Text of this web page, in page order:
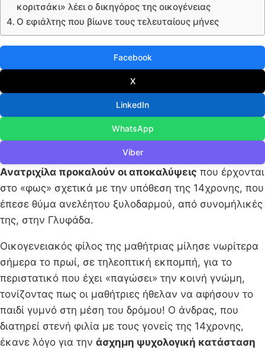
κοριτσάκι» λέει ο δικηγόρος της οικογένειας
Ο εφιάλτης που βίωνε τους τελευταίους μήνες
Facebook
X
LinkedIn
WhatsApp
Viber
Ανατριχίλα προκαλούν οι αποκαλύψεις που έρχονται
στο «φως» σχετικά με την υπόθεση της 14χρονης, που
έπεσε θύμα ανελέητου ξυλοδαρμού, από συνομήλικές
της, στην Γλυφάδα.
Οικογενειακός φίλος της μαθήτριας μίλησε νωρίτερα
σήμερα το πρωί, σε τηλεοπτική εκπομπή, για το
περιστατικό που έχει «παγώσει» την κοινή γνώμη,
τονίζοντας πως οι μαθήτριες ήθελαν να αφήσουν το
παιδί γυμνό στη μέση του δρόμου! Ο άνδρας, που
διατηρεί στενή φιλία με τους γονείς της 14χρονης,
έκανε λόγο για την άσχημη ψυχολογική κατάσταση